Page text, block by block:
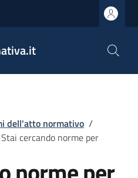
dell'atto normativo /
Stai cercando norme per